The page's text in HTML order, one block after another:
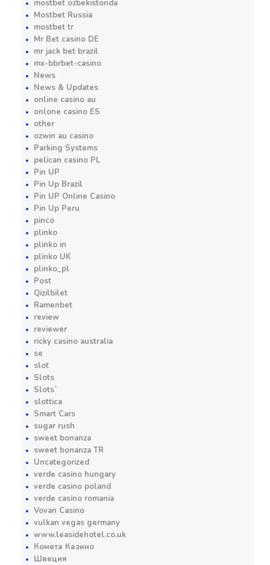
mostbet ozbekistonda
Mostbet Russia
mostbet tr
Mr Bet casino DE
mr jack bet brazil
mx-bbrbet-casino
News
News & Updates
online casino au
onlone casino ES
other
ozwin au casino
Parking Systems
pelican casino PL
Pin UP
Pin Up Brazil
Pin UP Online Casino
Pin Up Peru
pinco
plinko
plinko in
plinko UK
plinko_pl
Post
Qizilbilet
Ramenbet
review
reviewer
ricky casino australia
se
slot
Slots
Slots`
slottica
Smart Cars
sugar rush
sweet bonanza
sweet bonanza TR
Uncategorized
verde casino hungary
verde casino poland
verde casino romania
Vovan Casino
vulkan vegas germany
www.leasidehotel.co.uk
Комета Казино
Швеция